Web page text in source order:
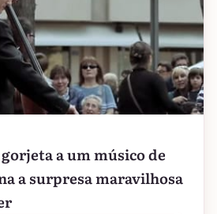
a um músico de
a surpresa maravilhosa